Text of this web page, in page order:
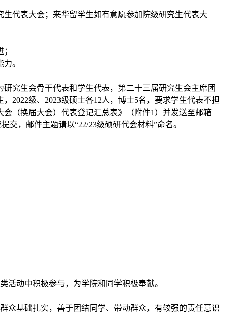
代表大会；来华留学生如有意愿参加院级研究生代表大
。
究生会骨干代表和学生代表，第二十三届研究生会主席团
2022级、 2023级硕士各12人，博士5名，要求学生代表不担
（换届大会）代表登记汇总表》（附件1 ）并发送至邮箱
交，邮件主题请以“22/23级硕研代会材料”命名。
活动中积极参与，为学院和同学积极奉献。
众基础扎实，善于团结同学、带动群众，有较强的责任意识